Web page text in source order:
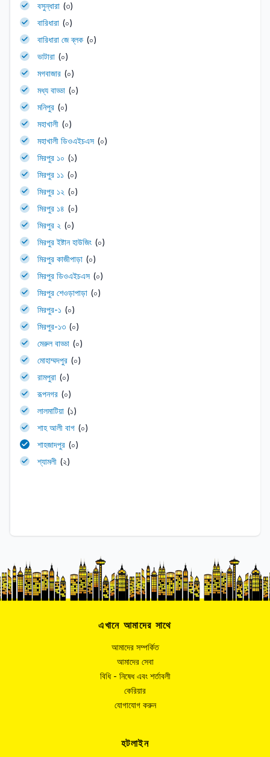
বসুন্ধারা (৩)
বারিধারা (০)
বারিধারা জে ব্লক (০)
ভাটারা (০)
মগবাজার (০)
মধ্য বাড্ডা (০)
মনিপুর (০)
মহাখালী (০)
মহাখালী ডিওএইচএস (০)
মিরপুর ১০ (১)
মিরপুর ১১ (০)
মিরপুর ১২ (০)
মিরপুর ১৪ (০)
মিরপুর ২ (০)
মিরপুর ইষ্টান হাউজিং (০)
মিরপুর কাজীপাড়া (০)
মিরপুর ডিওএইচএস (০)
মিরপুর শেওড়াপাড়া (০)
মিরপুর-১ (০)
মিরপুর-১৩ (০)
মেরুল বাড্ডা (০)
মোহাম্মদপুর (০)
রামপুরা (০)
রূপনগর (০)
লালমাটিয়া (১)
শাহ আলী বাগ (০)
শাহজাদপুর (০)
শ্যামলী (২)
এখানে আমাদের সাথে
আমাদের সম্পর্কিত
আমাদের সেবা
বিধি - নিষেধ এবং শর্তাবলী
কেরিয়ার
যোগাযোগ করুন
হটলাইন